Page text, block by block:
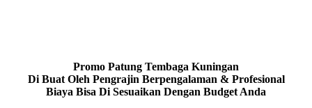
Promo Patung Tembaga Kuningan
Di Buat Oleh Pengrajin Berpengalaman & Profesional
Biaya Bisa Di Sesuaikan Dengan Budget Anda